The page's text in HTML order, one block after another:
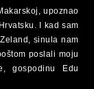
upoznao
I kad sam
sinula nam
poslali moju
gospodinu Edu